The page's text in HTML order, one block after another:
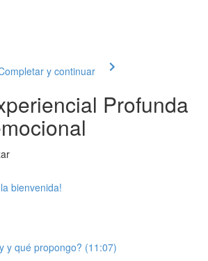
y continuar
Profunda
bienvenida!
y qué propongo? (11:07)